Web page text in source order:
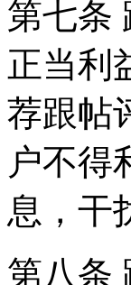
第七条
正当利
荐跟帖
户不得
息，干
第八条